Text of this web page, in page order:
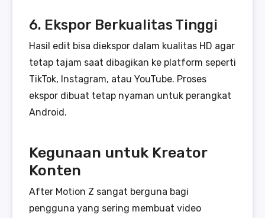
6. Ekspor Berkualitas Tinggi
Hasil edit bisa diekspor dalam kualitas HD agar
tetap tajam saat dibagikan ke platform seperti
TikTok, Instagram, atau YouTube. Proses
ekspor dibuat tetap nyaman untuk perangkat
Android.
Kegunaan untuk Kreator
Konten
After Motion Z sangat berguna bagi
pengguna yang sering membuat video